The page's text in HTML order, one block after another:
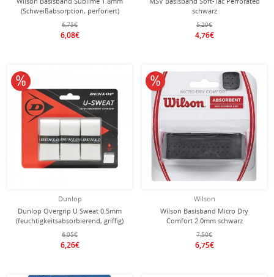
(Schweißabsorption, perforiert)
weiss - 1 Stück
6,75€
6,08€
schwarz
5,29€
4,76€
Dunlop
Dunlop Overgrip U Sweat 0.5mm
(feuchtigkeitsabsorbierend, griffig)
weiss - 3 Stück
6,95€
6,26€
10% reduziert
Wilson
Wilson Basisband Micro Dry
Comfort 2.0mm schwarz
7,50€
6,75€
10% reduziert